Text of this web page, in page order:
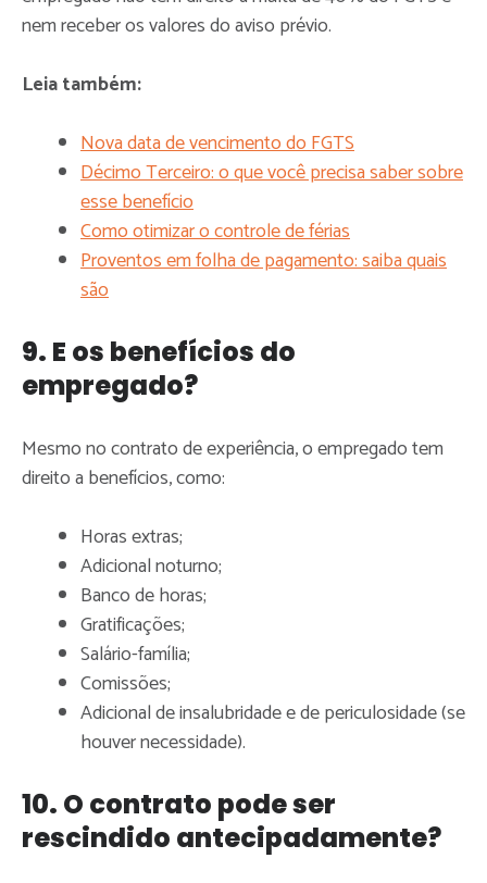
nem receber os valores do aviso prévio.
Leia também:
Nova data de vencimento do FGTS
Décimo Terceiro: o que você precisa saber sobre
esse benefício
Como otimizar o controle de férias
Proventos em folha de pagamento: saiba quais
são
9. E os benefícios do
empregado?
Mesmo no contrato de experiência, o empregado tem
direito a benefícios, como:
Horas extras;
Adicional noturno;
Banco de horas;
Gratificações;
Salário-família;
Comissões;
Adicional de insalubridade e de periculosidade (se
houver necessidade).
10. O contrato pode ser
rescindido antecipadamente?